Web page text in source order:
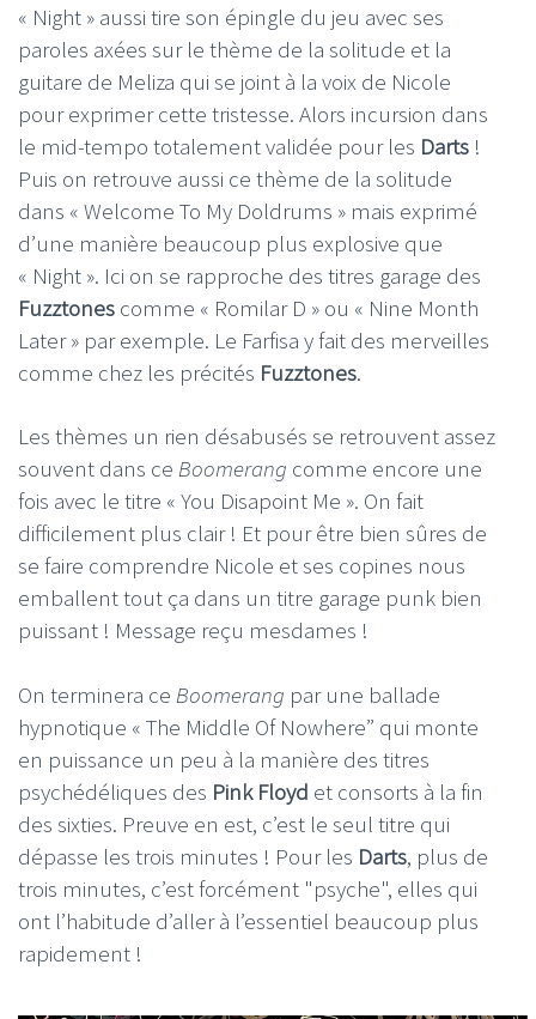
« Night » aussi tire son épingle du jeu avec ses
paroles axées sur le thème de la solitude et la
guitare de Meliza qui se joint à la voix de Nicole
pour exprimer cette tristesse. Alors incursion dans
le mid-tempo totalement validée pour les Darts !
Puis on retrouve aussi ce thème de la solitude
dans « Welcome To My Doldrums » mais exprimé
d’une manière beaucoup plus explosive que
« Night ». Ici on se rapproche des titres garage des
Fuzztones comme « Romilar D » ou « Nine Month
Later » par exemple. Le Farfisa y fait des merveilles
comme chez les précités Fuzztones.
Les thèmes un rien désabusés se retrouvent assez
souvent dans ce Boomerang comme encore une
fois avec le titre « You Disapoint Me ». On fait
difficilement plus clair ! Et pour être bien sûres de
se faire comprendre Nicole et ses copines nous
emballent tout ça dans un titre garage punk bien
puissant ! Message reçu mesdames !
On terminera ce Boomerang par une ballade
hypnotique « The Middle Of Nowhere” qui monte
en puissance un peu à la manière des titres
psychédéliques des Pink Floyd et consorts à la fin
des sixties. Preuve en est, c’est le seul titre qui
dépasse les trois minutes ! Pour les Darts, plus de
trois minutes, c’est forcément "psyche", elles qui
ont l’habitude d’aller à l’essentiel beaucoup plus
rapidement !